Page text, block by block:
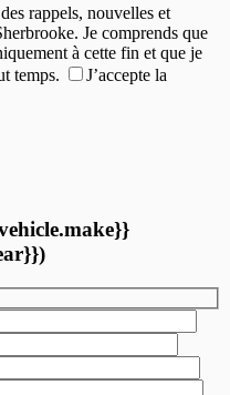
rappels, nouvelles et
Je comprends que
à cette fin et que je
temps.
J’accepte la